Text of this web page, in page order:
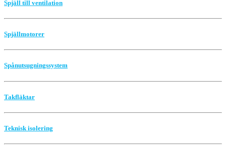
Spjäll till ventilation
Spjällmotorer
Spånutsugningssystem
Takfläktar
Teknisk isolering